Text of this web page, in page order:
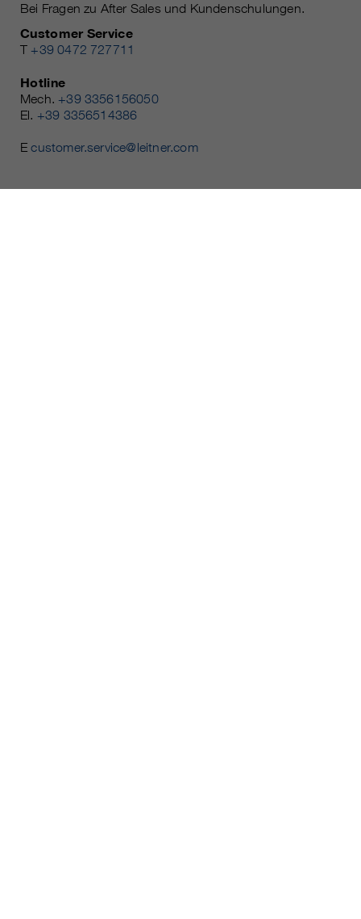
Bei Fragen zu After Sales und Kundenschulungen.
Customer Service
T +39 0472 727711
Hotline
Mech. +39 3356156050
El. +39 3356514386
Ecustomer.service@leitner.com